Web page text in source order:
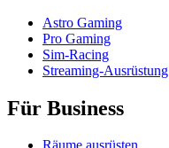
Astro Gaming
Pro Gaming
Sim-Racing
Streaming-Ausrüstung
Für Business